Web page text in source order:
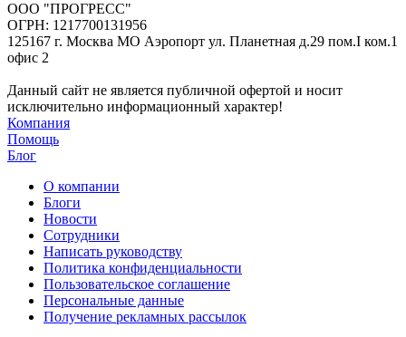
ООО "ПРОГРЕСС"
ОГРН: 1217700131956
125167 г. Москва МО Аэропорт ул. Планетная д.29 пом.I ком.1
офис 2
Данный сайт не является публичной офертой и носит
исключительно информационный характер!
Компания
Помощь
Блог
О компании
Блоги
Новости
Сотрудники
Написать руководству
Политика конфиденциальности
Пользовательское соглашение
Персональные данные
Получение рекламных рассылок